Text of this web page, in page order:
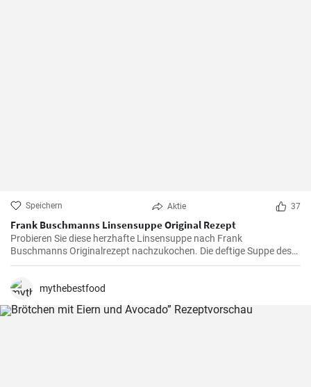
Speichern Aktie 37
Frank Buschmanns Linsensuppe Original Rezept
Probieren Sie diese herzhafte Linsensuppe nach Frank
Buschmanns Originalrezept nachzukochen. Die deftige Suppe des
Starkochs wird mit Linsen, verschiedenen Gewürzen und
Ein herzhaftes Familien Essen !
mythebestfood